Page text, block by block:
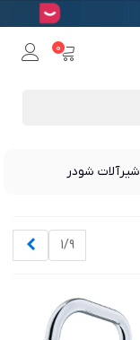
0
شیرآلات شودر
1/9